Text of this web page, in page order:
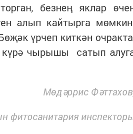
безнең яклар
алып кайтырга
үрчеп киткән
күрә чырышы сатып
Мөдәррис
фитосанитария